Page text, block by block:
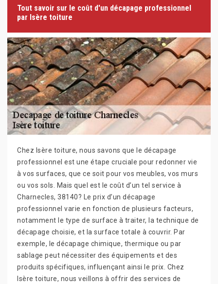
Tout savoir sur le coût d'un décapage professionnel
par Isère toiture
Chez Isère toiture, nous savons que le décapage
professionnel est une étape cruciale pour redonner vie
à vos surfaces, que ce soit pour vos meubles, vos murs
ou vos sols. Mais quel est le coût d’un tel service à
Charnecles, 38140? Le prix d’un décapage
professionnel varie en fonction de plusieurs facteurs,
notamment le type de surface à traiter, la technique de
décapage choisie, et la surface totale à couvrir. Par
exemple, le décapage chimique, thermique ou par
sablage peut nécessiter des équipements et des
produits spécifiques, influençant ainsi le prix. Chez
Isère toiture, nous veillons à offrir des services de